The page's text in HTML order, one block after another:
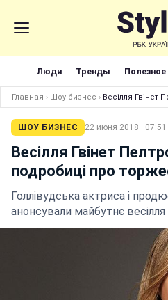
Люди Тренды Полезное
Главная › Шоу бизнес › Весілля Гвінет
ШОУ БИЗНЕС 22 июня 2018 · 07:51
Весілля Гвінет
подробиці про
Голлівудська актриса і
анонсували майбутнє весілля